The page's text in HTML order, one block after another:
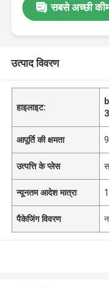
सबसे अच्छी
उत्पाद विवरण
हाइलाइट:
आपूर्ति की क्षमता
उत्पत्ति के प्लेस
न्यूनतम आदेश मात्रा
पैकेजिंग विवरण